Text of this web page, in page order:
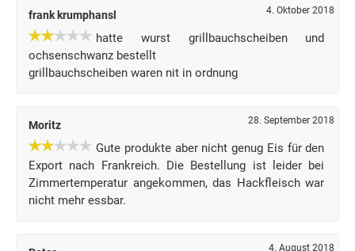
frank krumphansl 4. Oktober 2018
hatte wurst grillbauchscheiben und
ochsenschwanz bestellt
grillbauchscheiben waren nit in ordnung
Moritz 28. September 2018
Gute produkte aber nicht genug Eis für den
Export nach Frankreich. Die Bestellung ist leider bei
Zimmertemperatur angekommen, das Hackfleisch war
nicht mehr essbar.
4. August 2018